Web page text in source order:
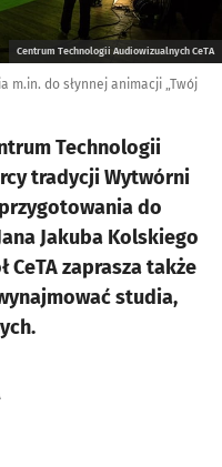
Centrum Technologii Audiowizualnych CeTA
m.in. do słynnej animacji „Twój
Technologii
tradycji Wytwórni
do
Jakuba Kolskiego
CeTA zaprasza także
studia,